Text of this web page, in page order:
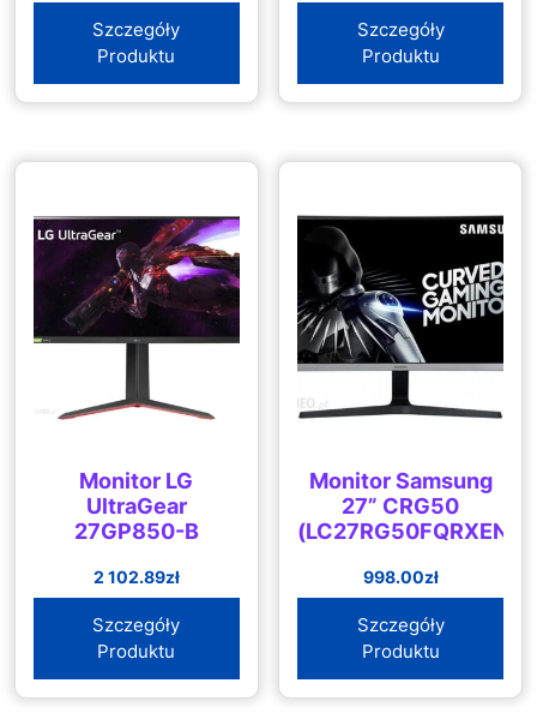
Szczegóły
Produktu
Szczegóły
Produktu
Monitor LG
UltraGear
27GP850-B
2 102.89zł
Szczegóły
Produktu
Monitor Samsung
27” CRG50
(LC27RG50FQRXEN)
998.00zł
Szczegóły
Produktu